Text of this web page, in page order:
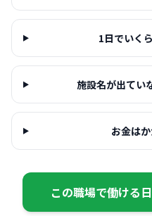
1日でいく
施設名が出てい
お金は
この職場で働ける